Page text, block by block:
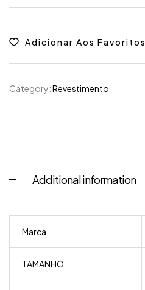
Adicionar Aos Favoritos
Category:Revestimento
Additional information
Marca
TAMANHO